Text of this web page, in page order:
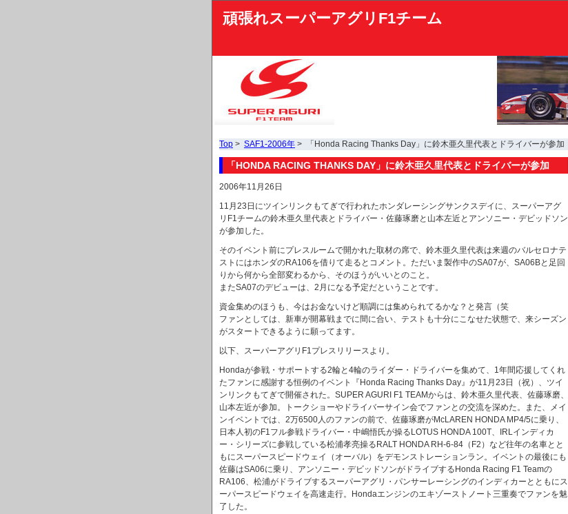
頑張れスーパーアグリF1チーム
Top > SAF1-2006年 > 「Honda Racing Thanks Day」に鈴木亜久里代表とドライバーが参加
「HONDA RACING THANKS DAY」に鈴木亜久里代表とドライバーが参加
2006年11月26日
11月23日にツインリンクもてぎで行われたホンダレーシングサンクスデイに、スーパーアグ
リF1チームの鈴木亜久里代表とドライバー・佐藤琢磨と山本左近とアンソニー・デビッドソン
が参加した。
そのイベント前にプレスルームで開かれた取材の席で、鈴木亜久里代表は来週のバルセロナテ
ストにはホンダのRA106を借りて走るとコメント。ただいま製作中のSA07が、SA06Bと足回
りから何から全部変わるから、そのほうがいいとのこと。
またSA07のデビューは、2月になる予定だということです。
資金集めのほうも、今はお金ないけど順調には集められてるかな？と発言（笑
ファンとしては、新車が開幕戦までに間に合い、テストも十分にこなせた状態で、来シーズン
がスタートできるように願ってます。
以下、スーパーアグリF1プレスリリースより。
Hondaが参戦・サポートする2輪と4輪のライダー・ドライバーを集めて、1年間応援してくれ
たファンに感謝する恒例のイベント『Honda Racing Thanks Day』が11月23日（祝）、ツイ
ンリンクもてぎで開催された。SUPER AGURI F1 TEAMからは、鈴木亜久里代表、佐藤琢磨、
山本左近が参加。トークショーやドライバーサイン会でファンとの交流を深めた。また、メイ
ンイベントでは、2万6500人のファンの前で、佐藤琢磨がMcLAREN HONDA MP4/5に乗り、
日本人初のF1フル参戦ドライバー・中嶋悟氏が操るLOTUS HONDA 100T、IRLインディカ
ー・シリーズに参戦している松浦孝亮操るRALT HONDA RH-6-84（F2）など往年の名車とと
もにスーパースピードウェイ（オーバル）をデモンストレーションラン。イベントの最後にも
佐藤はSA06に乗り、アンソニー・デビッドソンがドライブするHonda Racing F1 Teamの
RA106、松浦がドライブするスーパーアグリ・パンサーレーシングのインディカーとともにス
ーパースピードウェイを高速走行。Hondaエンジンのエキゾーストノート三重奏でファンを魅
了した。